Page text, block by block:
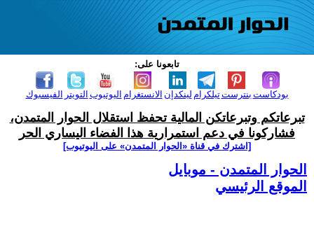
تابعونا على:
الفيسبوك التويتر اليوتيوب الانستغرام لينكدإن تيلكرامبنترست بودكاست
تبرعاتكم وتبرعاتكن المالية تحفظ استقلال الحوار المتمدن،
فشاركونا في دعم استمرارية هذا الفضاء اليساري الحر
[اشترك في قناة ‫«الحوار المتمدن» على اليوتيوب]
الحوار المتمدن - موبايل
الموقع الرئيسي